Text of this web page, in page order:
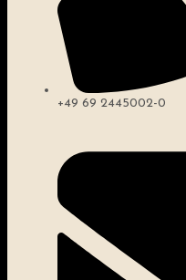
+49 69 2445002-0